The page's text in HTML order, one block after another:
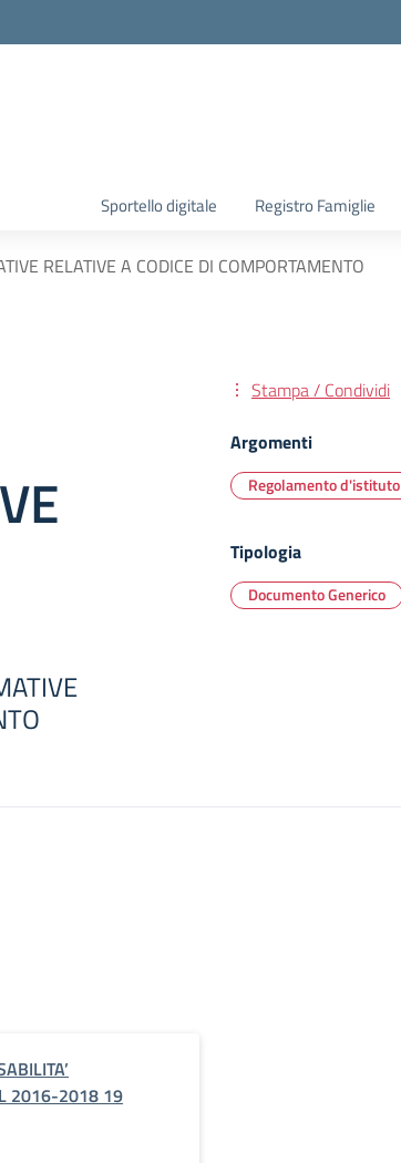
Sportello digitale Registro Famiglie
RELATIVE A CODICE DI COMPORTAMENTO
Stampa / Condividi
Argomenti
Regolamento d'istituto
Tipologia
Documento Generico
2016-2018 19